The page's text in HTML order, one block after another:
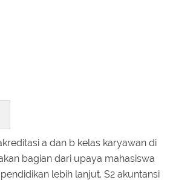
a dan b kelas karyawan di
bagian dari upaya mahasiswa
lebih lanjut. S2 akuntansi